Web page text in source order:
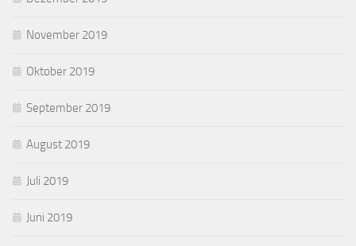
November 2019
Oktober 2019
September 2019
August 2019
Juli 2019
Juni 2019